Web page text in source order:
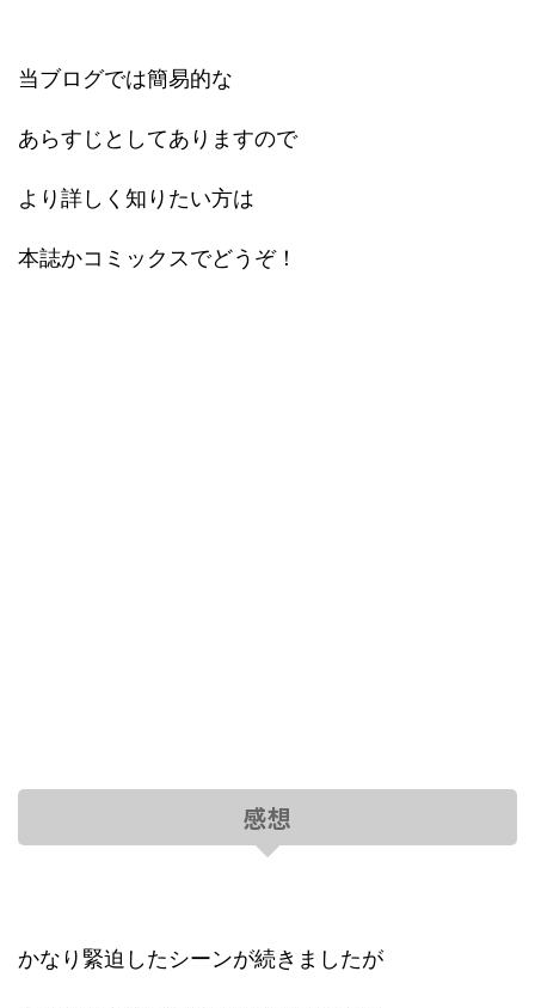
当ブログでは簡易的な
あらすじとしてありますので
より詳しく知りたい方は
本誌かコミックスでどうぞ！
感想
かなり緊迫したシーンが続きましたが